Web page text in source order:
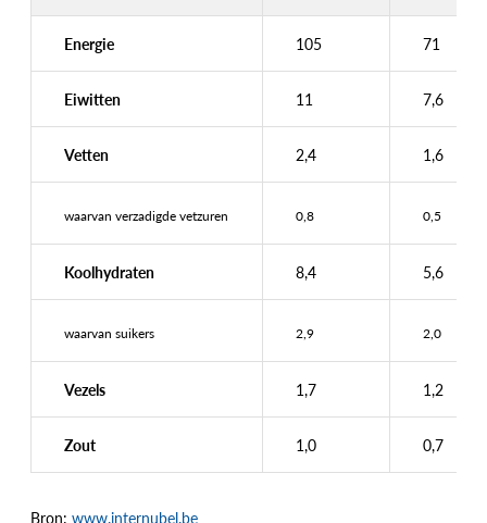
Energie 105 71
Eiwitten 11 7,6
Vetten 2,4 1,6
waarvan verzadigde vetzuren 0,8 0,5
Koolhydraten 8,4 5,6
waarvan suikers 2,9 2,0
Vezels 1,7 1,2
Zout 1,0 0,7
Bron: www.internubel.be